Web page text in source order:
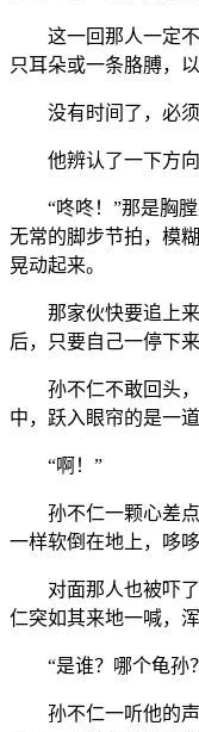
这一回那人一定不
只耳朵或一条胳膊，以
没有时间了，必须
他辨认了一下方向
“咚咚！”那是胸膛
无常的脚步节拍，模
晃动起来。
那家伙快要追上来
后，只要自己一停下
孙不仁不敢回头，
中，跃入眼帘的是一
“啊！”
孙不仁一颗心差点
一样软倒在地上，哆
对面那人也被吓了
仁突如其来地一喊，
“是谁？哪个龟孙
孙不仁一听他的声